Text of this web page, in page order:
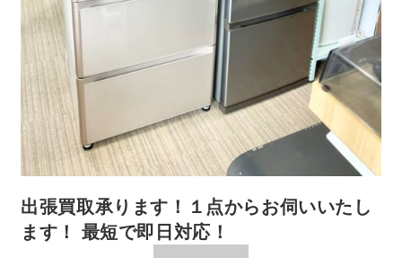
出張買取承ります！１点からお伺いいたし
ます！ 最短で即日対応！